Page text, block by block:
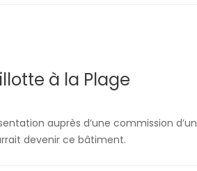
à la Plage
auprès d’une commission
devenir ce bâtiment.